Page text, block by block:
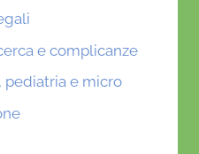
e complicanze
pediatria e micro